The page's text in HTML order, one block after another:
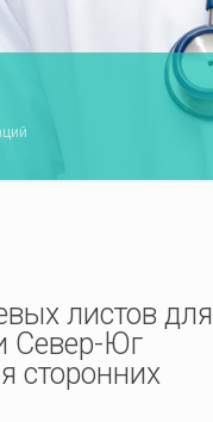
листов для
Север-Юг
сторонних